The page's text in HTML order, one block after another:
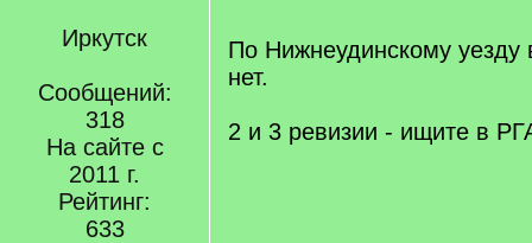
Иркутск
Сообщений:
318
На сайте с
2011 г.
Рейтинг:
633
По Нижнеудинскому
нет.
2 и 3 ревизии - ищите в